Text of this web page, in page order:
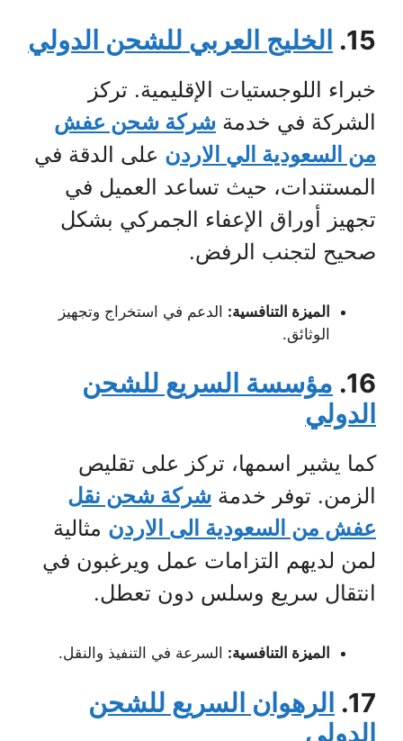
15. الخليج العربي للشحن الدولي
خبراء اللوجستيات الإقليمية. تركز
الشركة في خدمة شركة شحن عفش
من السعودية الي الاردن على الدقة في
المستندات، حيث تساعد العميل في
تجهيز أوراق الإعفاء الجمركي بشكل
صحيح لتجنب الرفض.
الميزة التنافسية: الدعم في استخراج وتجهيز
الوثائق.
16. مؤسسة السريع للشحن
الدولي
كما يشير اسمها، تركز على تقليص
الزمن. توفر خدمة شركة شحن نقل
عفش من السعودية الى الاردن مثالية
لمن لديهم التزامات عمل ويرغبون في
انتقال سريع وسلس دون تعطل.
الميزة التنافسية: السرعة في التنفيذ والنقل.
17. الرهوان السريع للشحن
الدولي